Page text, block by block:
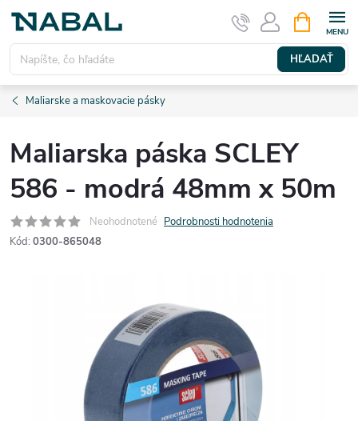
Prejsť
obsah
HĽADAŤ
KOŠÍK
Maliarske a maskovacie pásky
Maliarska páska SCLEY
586 - modrá 48mm x 50m
Neohodnotené Podrobnosti hodnotenia
Kód: 0300-865048